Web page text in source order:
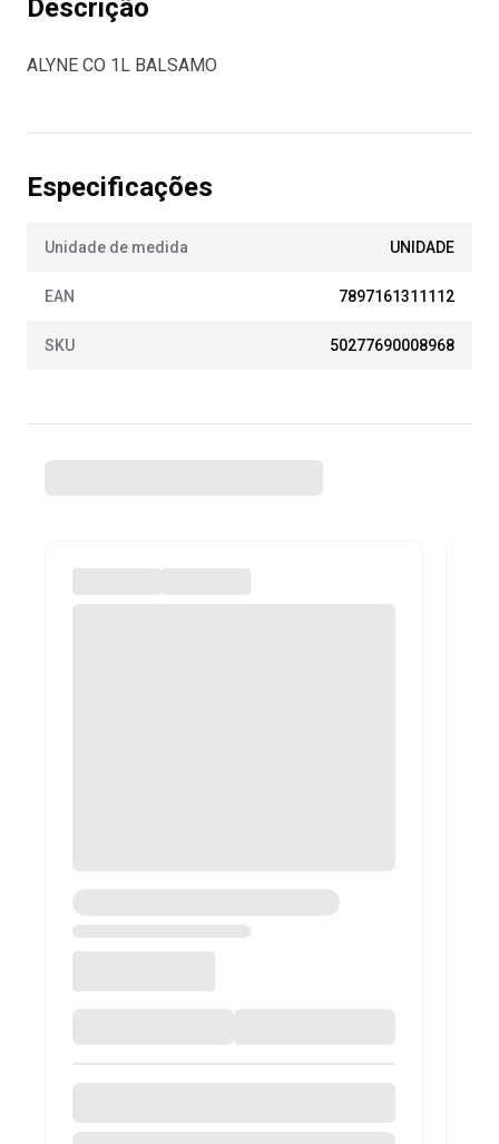
Descrição
ALYNE CO 1L BALSAMO
Especificações
Unidade de medida UNIDADE
EAN 7897161311112
SKU 50277690008968